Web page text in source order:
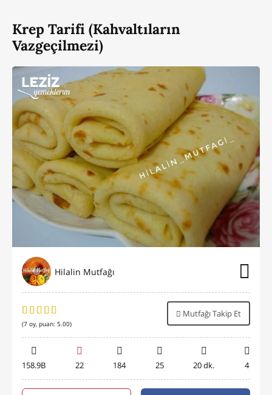
Krep Tarifi (Kahvaltıların
Vazgeçilmezi)
Hilalin Mutfağı
(7 oy, puan: 5.00)
Mutfağı Takip Et
158.9B 22 184 25 20 dk. 4